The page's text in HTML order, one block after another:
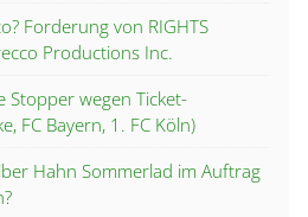
Forderung von RIGHTS
Productions Inc.
Stopper wegen Ticket-
FC Bayern, 1. FC Köln)
Hahn Sommerlad im Auftrag